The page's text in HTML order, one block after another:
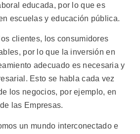
educada, por lo que es
escuelas y educación pública.
clientes, los consumidores
por lo que la inversión en
adecuado es necesaria y
Esto se habla cada vez
los negocios, por ejemplo, en
las Empresas.
un mundo interconectado e